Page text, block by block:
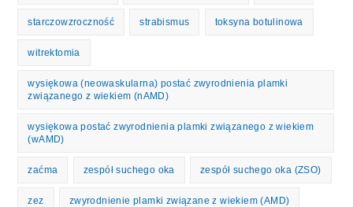
starczowzroczność strabismus toksyna botulinowa
witrektomia
wysiękowa (neowaskularna) postać zwyrodnienia plamki
związanego z wiekiem (nAMD)
wysiękowa postać zwyrodnienia plamki związanego z wiekiem
(wAMD)
zaćma zespół suchego oka zespół suchego oka (ZSO)
zez zwyrodnienie plamki związane z wiekiem (AMD)